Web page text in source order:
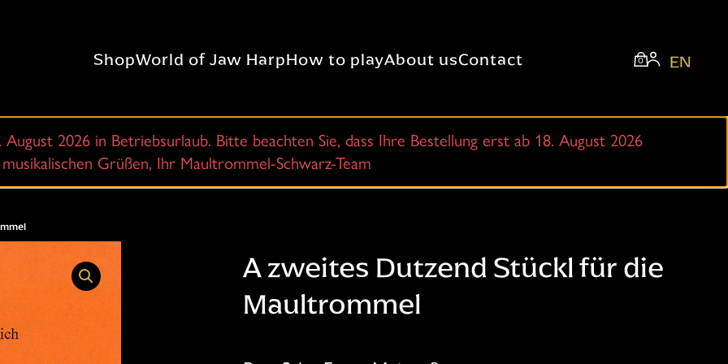
ShopWorld of Jaw HarpHow to playAbout usContact 0 EN
2026 in Betriebsurlaub. Bitte beachten Sie, dass Ihre Bestellung erst ab 18. August 2026
Grüßen, Ihr Maultrommel-Schwarz-Team
A zweites Dutzend Stückl für die
Maultrommel